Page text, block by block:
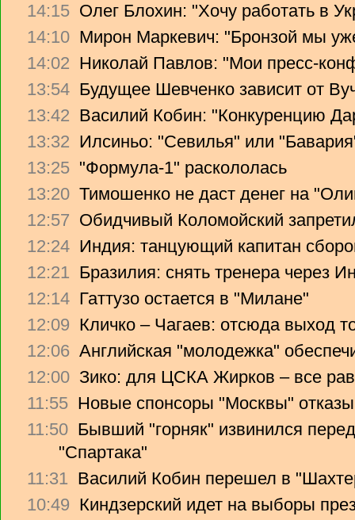
14:15 Олег Блохин: "Хочу работать в
14:10 Мирон Маркевич: "Бронзой мы
14:02 Николай Павлов: "Мои пресс-
13:54 Будущее Шевченко зависит от
13:42 Василий Кобин: "Конкуренцию
13:32 Илсиньо: "Севилья" или
13:25 "Формула-1" раскололась
13:20 Тимошенко не даст денег на
12:57 Обидчивый Коломойский
12:24 Индия: танцующий капитан
12:21 Бразилия: снять тренера через
12:14 Гаттузо остается в "Милане"
12:09 Кличко – Чагаев: отсюда выход
12:06 Английская "молодежка"
12:00 Зико: для ЦСКА Жирков – все
11:55 Новые спонсоры "Москвы"
11:50 Бывший "горняк" извинился
"Спартака"
11:31 Василий Кобин перешел в
10:49 Киндзерский идет на выборы